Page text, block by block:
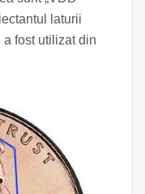
laturii
fost utilizat din